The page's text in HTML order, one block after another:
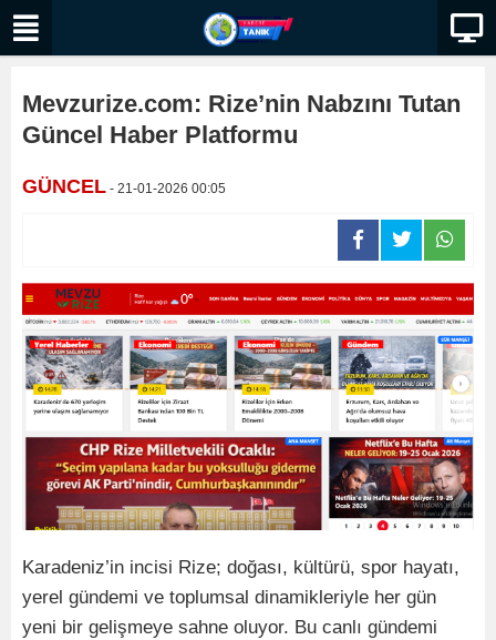
Mevzurize.com: Rize’nin Nabzını Tutan
Güncel Haber Platformu
GÜNCEL - 21-01-2026 00:05
Karadeniz’in incisi Rize; doğası, kültürü, spor hayatı,
yerel gündemi ve toplumsal dinamikleriyle her gün
yeni bir gelişmeye sahne oluyor. Bu canlı gündemi